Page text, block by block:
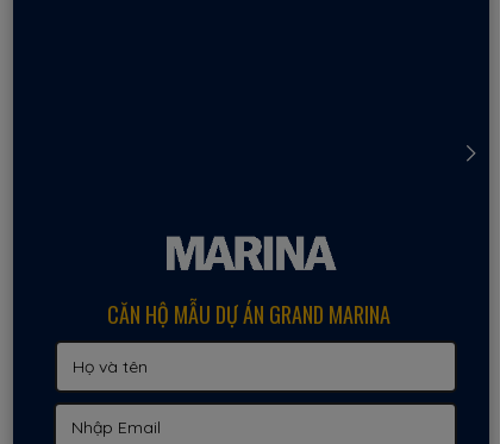
CĂN HỘ MẪU DỰ ÁN GRAND MARINA